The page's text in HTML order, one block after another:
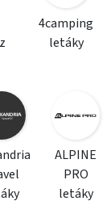
4camping
letáky
ALPINE
PRO
letáky